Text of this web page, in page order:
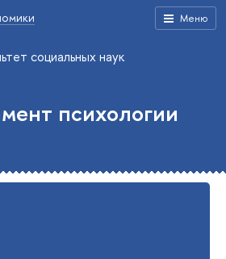
Меню
социальных наук
психологии